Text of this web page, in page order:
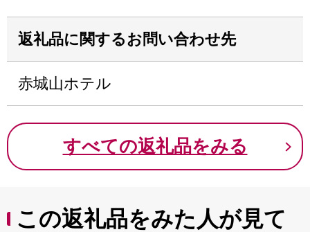
返礼品に関するお問い合わせ先
赤城山ホテル
すべての返礼品をみる
この返礼品をみた人が見て